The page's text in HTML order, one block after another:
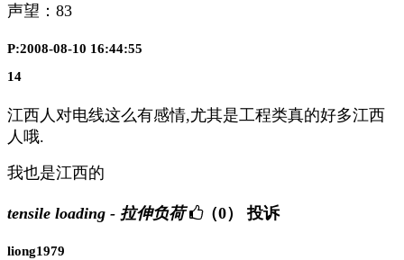
声望： 83
P:2008-08-10 16:44:55
14
江西人对电线这么有感情,尤其是工程类真的好多江西
人哦.
我也是江西的
tensile loading - 拉伸负荷 （0） 投诉
liong1979